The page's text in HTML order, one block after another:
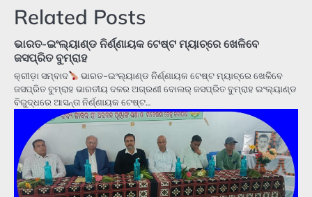
Related Posts
ଭାରତ-ଇଂଲ୍ୟାଣ୍ଡ ନିର୍ଣ୍ଣାୟକ ଟେଷ୍ଟ ମ୍ୟାଚ୍‌ରେ ଖେଳିବେ
ଜସପ୍ରିତ ବୁମ୍ରାହ
କ୍ରୀଡ଼ା ସମ୍ବାଦ
ଭାରତ-ଇଂଲ୍ୟାଣ୍ଡ ନିର୍ଣ୍ଣାୟକ ଟେଷ୍ଟ ମ୍ୟାଚ୍‌ରେ ଖେଳିବେ
ଜସପ୍ରିତ ବୁମ୍ରାହ ଭାରତୀୟ ଦଳର ଅଗ୍ରଣୀ ବୋଲର୍ ଜସପ୍ରିତ ବୁମ୍ରାହ ଇଂଲ୍ୟାଣ୍ଡ
ବିରୁଦ୍ଧରେ ଆସନ୍ତା ନିର୍ଣ୍ଣାୟକ ଟେଷ୍ଟ…